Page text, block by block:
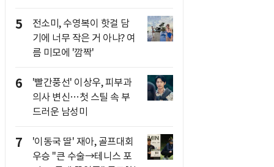
5
전소미, 수영복이 핫걸 담
기에 너무 작은 거 아냐? 여
름 미모에 '깜짝'
6
'빨간풍선' 이상우, 피부과
의사 변신…첫 스틸 속 부
드러운 남성미
7
'이동국 딸' 재아, 골프대회
우승 "큰 수술→테니스 포